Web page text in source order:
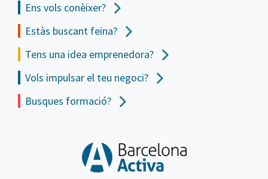
Ens vols conèixer?
Estàs buscant feina?
Tens una idea emprenedora?
Vols impulsar el teu negoci?
Busques formació?